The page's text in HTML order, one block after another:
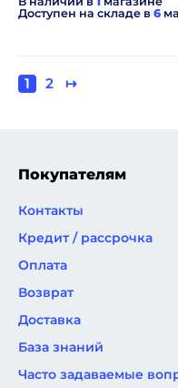
Доступен на складе в 6
Нумерация
Текущая
1 Page
2
Следующая
↦
Покупателям
Контакты
Кредит / рассрочка
Оплата
Возврат
Доставка
База знаний
Часто задаваемые